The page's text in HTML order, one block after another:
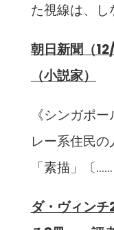
た視線は、し
朝日新聞（
（小説家）
《シンガポ
レー系住民
「素描」〔
ダ・ヴィンチ